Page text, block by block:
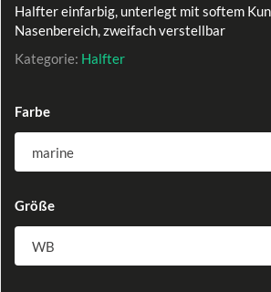
Halfter einfarbig, unterlegt mit softem
Nasenbereich, zweifach verstellbar
Kategorie: Halfter
Farbe
Größe